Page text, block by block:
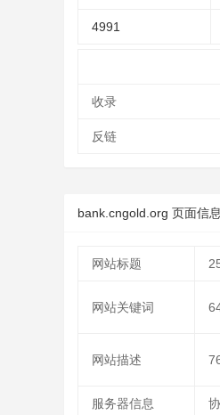
4991
收录
反链
bank.cngold.org 页面信息
网站标题
网站关键词
网站描述
服务器信息